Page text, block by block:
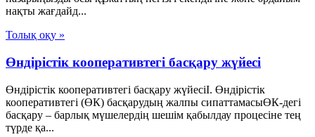
нақты жағдайд...
Толық оқу »
Өндірістік кооперативтегі басқару жүйесі
Өндірістік кооперативтегі басқару жүйесіI. Өндірістік
кооперативтегі (ӨК) басқарудың жалпы сипаттамасыӨК-дегі
басқару – барлық мүшелердің шешім қабылдау процесіне тең
түрде қа...